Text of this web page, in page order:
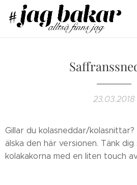
23.03.2018
Gillar du kolasneddar/
älska den här versionen. Tänk dig
kolakakorna med en liten touch